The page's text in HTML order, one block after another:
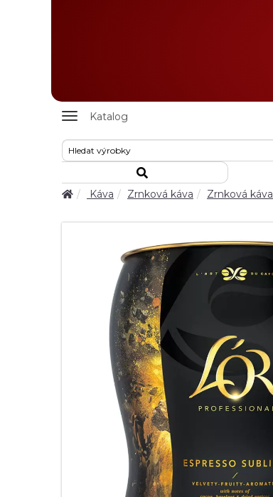
Zobrazit
Katalog
Káva Zrnková káva Zrnková